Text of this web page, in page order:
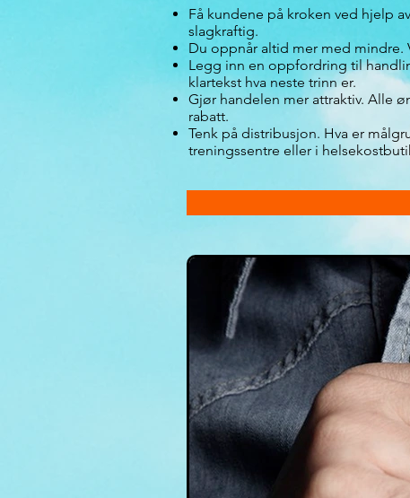
Få kundene på kroken ved hjelp
slagkraftig.
Du oppnår altid mer med mindre.
Legg inn en oppfordring til
klartekst hva neste trinn er.
Gjør handelen mer attraktiv. Alle
rabatt.
Tenk på distribusjon. Hva er
treningssentre eller i